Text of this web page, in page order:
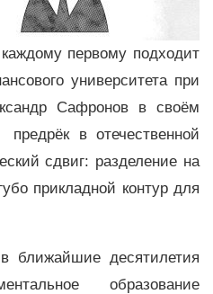
первому подходит
университета при
Сафронов в своём
в отечественной
сдвиг: разделение на
прикладной контур для
ближайшие десятилетия
образование